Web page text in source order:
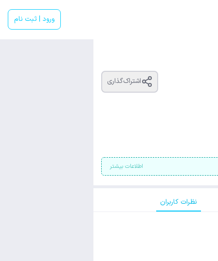
ورود | ثبت نام
اشتراک‌گذاری
اطلاعات بیشتر
نظرات کاربران